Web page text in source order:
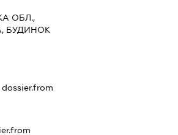
ОБЛ.,
БУДИНОК